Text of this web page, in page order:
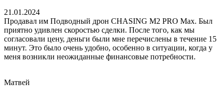
21.01.2024
Продавал им Подводный дрон CHASING M2 PRO Max. Был
приятно удивлен скоростью сделки. После того, как мы
согласовали цену, деньги были мне перечислены в течение 15
минут. Это было очень удобно, особенно в ситуации, когда у
меня возникли неожиданные финансовые потребности.
Матвей